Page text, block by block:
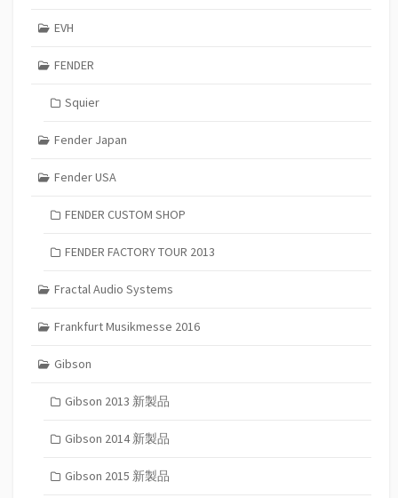
EVH
FENDER
Squier
Fender Japan
Fender USA
FENDER CUSTOM SHOP
FENDER FACTORY TOUR 2013
Fractal Audio Systems
Frankfurt Musikmesse 2016
Gibson
Gibson 2013 新製品
Gibson 2014 新製品
Gibson 2015 新製品